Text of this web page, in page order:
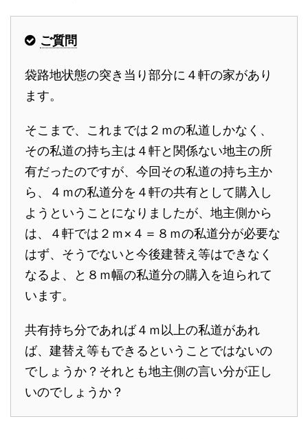
ご質問
袋路地状態の突き当り部分に４軒の家があり
ます。
そこまで、これまでは２ｍの私道しかなく、
その私道の持ち主は４軒と関係ない地主の所
有だったのですが、今回その私道の持ち主か
ら、４ｍの私道分を４軒の共有として購入し
ようということになりましたが、地主側から
は、４軒では２ｍ×４＝８ｍの私道分が必要な
はず、そうでないと今後建替え等はできなく
なるよ、と８ｍ幅の私道分の購入を迫られて
います。
共有持ち分であれば４ｍ以上の私道があれ
ば、建替え等もできるということではないの
でしょうか？それとも地主側の言い分が正し
いのでしょうか？